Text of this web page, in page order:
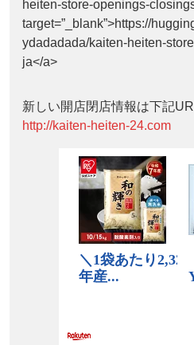
heiten-store-openings-
target=”_blank”>https://
ydadadada/kaiten-heiten-
ja</a>
新しい開店閉店情報は下記
http://kaiten-heiten-24.com